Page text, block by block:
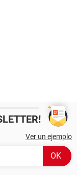
Ver un ejemplo